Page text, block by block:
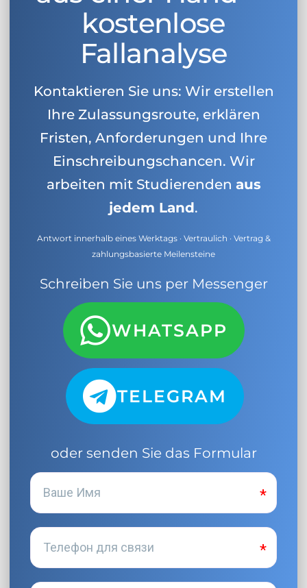
kostenlose
Fallanalyse
Kontaktieren Sie uns: Wir erstellen
Ihre Zulassungsroute, erklären
Fristen, Anforderungen und Ihre
Einschreibungschancen. Wir
arbeiten mit Studierenden aus
jedem Land.
Antwort innerhalb eines Werktags · Vertraulich · Vertrag &
zahlungsbasierte Meilensteine
Schreiben Sie uns per Messenger
WHATSAPP
TELEGRAM
oder senden Sie das Formular